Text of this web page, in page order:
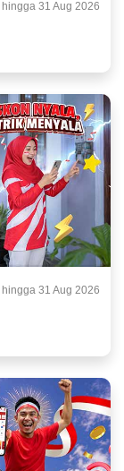
hingga 31 Aug 2026
31 Aug 2026